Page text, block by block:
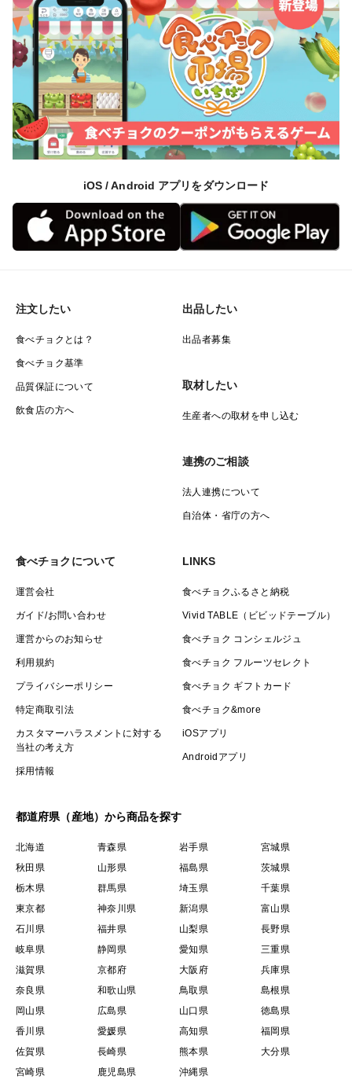
iOS / Android アプリをダウンロード
注文したい
食べチョクとは？
食べチョク基準
品質保証について
飲食店の方へ
出品したい
出品者募集
取材したい
生産者への取材を申し込む
連携のご相談
法人連携について
自治体・省庁の方へ
食べチョクについて
運営会社
ガイド/お問い合わせ
運営からのお知らせ
利用規約
プライバシーポリシー
特定商取引法
カスタマーハラスメントに対する
当社の考え方
採用情報
LINKS
食べチョクふるさと納税
Vivid TABLE（ビビッドテーブル）
食べチョク コンシェルジュ
食べチョク フルーツセレクト
食べチョク ギフトカード
食べチョク&more
iOSアプリ
Androidアプリ
都道府県（産地）から商品を探す
北海道 青森県 岩手県
宮城県
秋田県
山形県 福島県
茨城県
栃木県
群馬県 埼玉県
千葉県
東京都
神奈川県 新潟県
富山県
石川県
福井県 山梨県
長野県
岐阜県
静岡県 愛知県
三重県
滋賀県
京都府 大阪府
兵庫県
奈良県
和歌山県 鳥取県
島根県
岡山県
広島県 山口県
徳島県
香川県
愛媛県 高知県
福岡県
佐賀県
長崎県 熊本県
大分県
宮崎県
鹿児島県 沖縄県